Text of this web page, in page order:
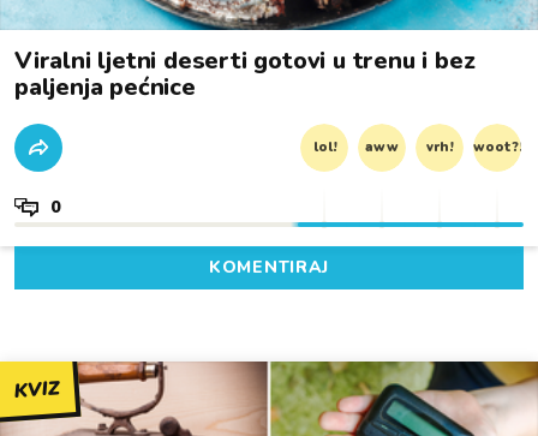
Viralni ljetni deserti gotovi u trenu i bez
paljenja pećnice
lol! aww vrh! woot?!
0
KOMENTIRAJ
KVIZ